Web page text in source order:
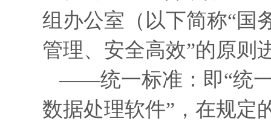
组办公室（以下简称“国
管理、安全高效”的原则
——统一标准：即“统
数据处理软件”，在规定